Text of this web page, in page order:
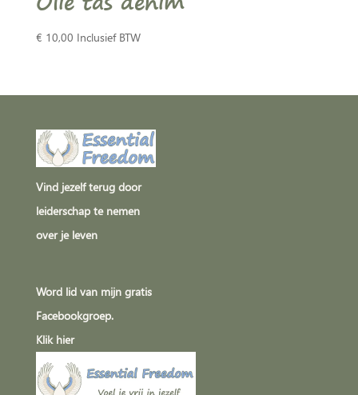
€ 10,00 Inclusief BTW
Vind jezelf terug door
leiderschap te nemen
over je leven
Word lid van mijn gratis
Facebookgroep.
Klik hier